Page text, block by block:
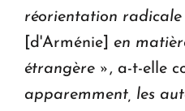
réorientation
[d'Arménie] en
étrangère » , a-t-elle
apparemment, les